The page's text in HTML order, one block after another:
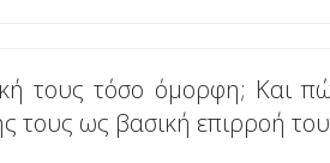
τους τόσο όμορφη; Και
τους ως βασική επιρροή